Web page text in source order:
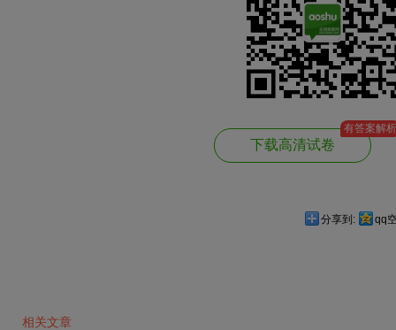
下载高清试卷
有答案解析
分享到: qq
相关文章